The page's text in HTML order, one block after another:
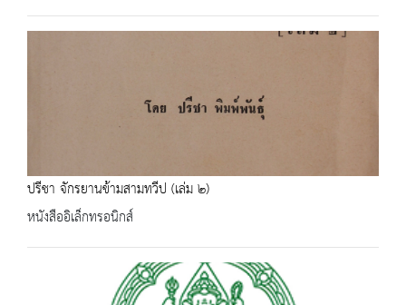
ปรีชา จักรยานข้ามสามทวีป (เล่ม ๒)
หนังสืออิเล็กทรอนิกส์